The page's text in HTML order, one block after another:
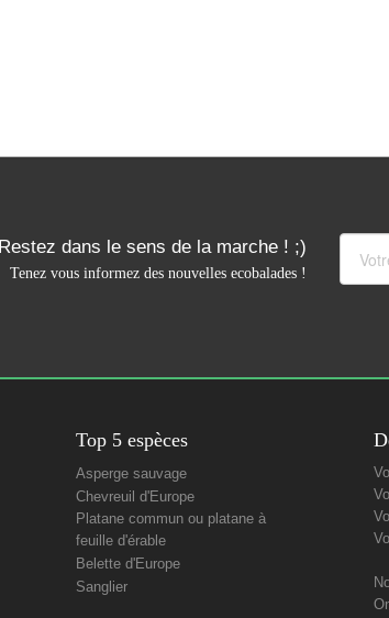
Restez dans le sens de la marche ! ;)
Tenez vous informez des nouvelles ecobalades !
Top 5 espèces
Asperge sauvage
Chevreuil d'Europe
Platane commun ou platane à
feuille d'érable
Belette d'Europe
Sanglier